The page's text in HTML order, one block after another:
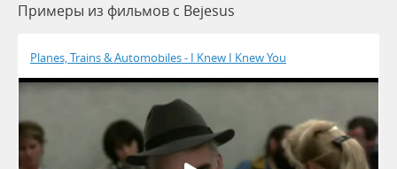
Примеры из фильмов c Bejesus
Planes, Trains & Automobiles - I Knew I Knew You